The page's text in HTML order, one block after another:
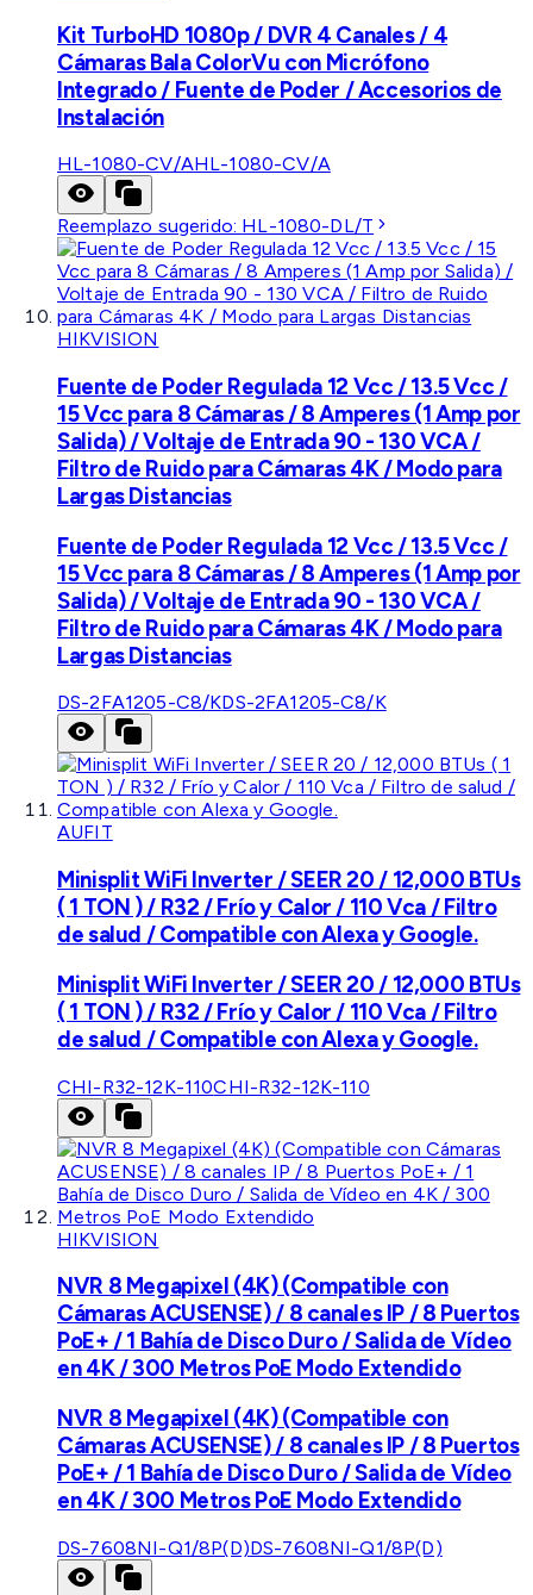
Kit TurboHD 1080p / DVR 4 Canales / 4
Cámaras Bala ColorVu con Micrófono
Integrado / Fuente de Poder / Accesorios de
Instalación
HL-1080-CV/AHL-1080-CV/A
Reemplazo sugerido: HL-1080-DL/T
HIKVISION
Fuente de Poder Regulada 12 Vcc / 13.5 Vcc /
15 Vcc para 8 Cámaras / 8 Amperes (1 Amp por
Salida) / Voltaje de Entrada 90 - 130 VCA /
Filtro de Ruido para Cámaras 4K / Modo para
Largas Distancias
Fuente de Poder Regulada 12 Vcc / 13.5 Vcc /
15 Vcc para 8 Cámaras / 8 Amperes (1 Amp por
Salida) / Voltaje de Entrada 90 - 130 VCA /
Filtro de Ruido para Cámaras 4K / Modo para
Largas Distancias
DS-2FA1205-C8/KDS-2FA1205-C8/K
AUFIT
Minisplit WiFi Inverter / SEER 20 / 12,000 BTUs
( 1 TON ) / R32 / Frío y Calor / 110 Vca / Filtro
de salud / Compatible con Alexa y Google.
Minisplit WiFi Inverter / SEER 20 / 12,000 BTUs
( 1 TON ) / R32 / Frío y Calor / 110 Vca / Filtro
de salud / Compatible con Alexa y Google.
CHI-R32-12K-110CHI-R32-12K-110
HIKVISION
NVR 8 Megapixel (4K) (Compatible con
Cámaras ACUSENSE) / 8 canales IP / 8 Puertos
PoE+ / 1 Bahía de Disco Duro / Salida de Vídeo
en 4K / 300 Metros PoE Modo Extendido
NVR 8 Megapixel (4K) (Compatible con
Cámaras ACUSENSE) / 8 canales IP / 8 Puertos
PoE+ / 1 Bahía de Disco Duro / Salida de Vídeo
en 4K / 300 Metros PoE Modo Extendido
DS-7608NI-Q1/8P(D)DS-7608NI-Q1/8P(D)